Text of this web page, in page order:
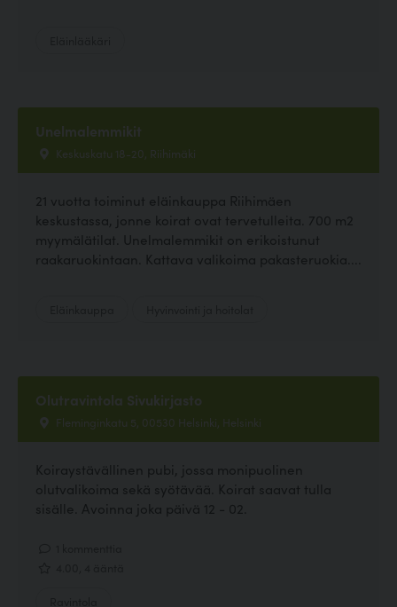
Unelmalemmikit
Keskuskatu 18-20, Riihimäki
21 vuotta toiminut eläinkauppa Riihimäen
keskustassa, jonne koirat ovat tervetulleita. 700 m2
myymälätilat. Unelmalemmikit on erikoistunut
raakaruokintaan. Kattava valikoima pakasteruokia....
Olutravintola Sivukirjasto
Fleminginkatu 5, 00530 Helsinki, Helsinki
Koiraystävällinen pubi, jossa monipuolinen
olutvalikoima sekä syötävää. Koirat saavat tulla
sisälle. Avoinna joka päivä 12 - 02.